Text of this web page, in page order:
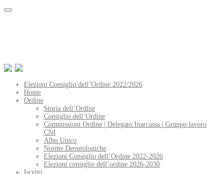
Elezioni Consiglio dell’Ordine 2022/2026
Home
Ordine
Storia dell’Ordine
Consiglio dell’Ordine
Commissioni Ordine | Delegato Inarcassa | Gruppo lavoro
CNI
Albo Unico
Norme Deontologiche
Elezioni Consiglio dell’Ordine 2022-2026
Elezioni consiglio dell’ordine 2026-2030
Iscritti